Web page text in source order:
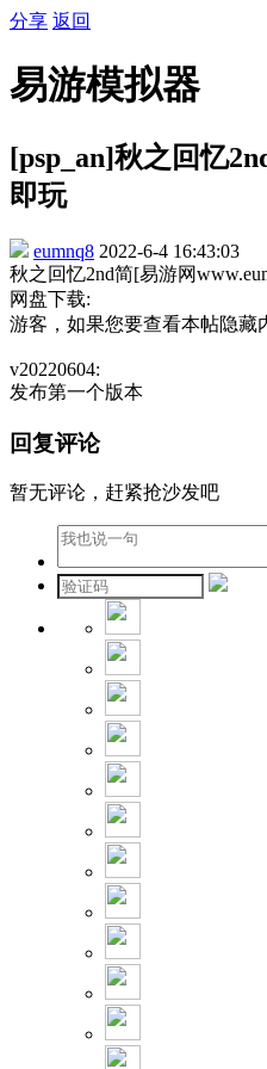
分享 返回
易游模拟器
[psp_an]秋之回忆
即玩
eumnq8 2022-6-4 16:43:03
秋之回忆2nd简[易游网
网盘下载:
游客，如果您要查看本帖隐藏
v20220604:
发布第一个版本
回复评论
暂无评论，赶紧抢沙发吧